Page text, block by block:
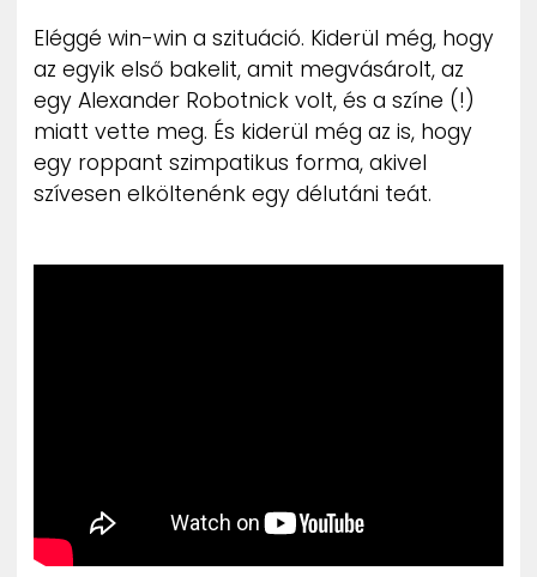
Eléggé win-win a szituáció. Kiderül még, hogy
az egyik első bakelit, amit megvásárolt, az
egy Alexander Robotnick volt, és a színe (!)
miatt vette meg. És kiderül még az is, hogy
egy roppant szimpatikus forma, akivel
szívesen elköltenénk egy délutáni teát.